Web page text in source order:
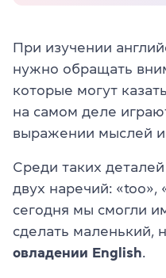
При изучении
нужно обращать
которые могут
на самом деле
выражении мыслей и
Среди таких
двух наречий: «too»,
сегодня мы смогли
сделать маленький,
овладении English